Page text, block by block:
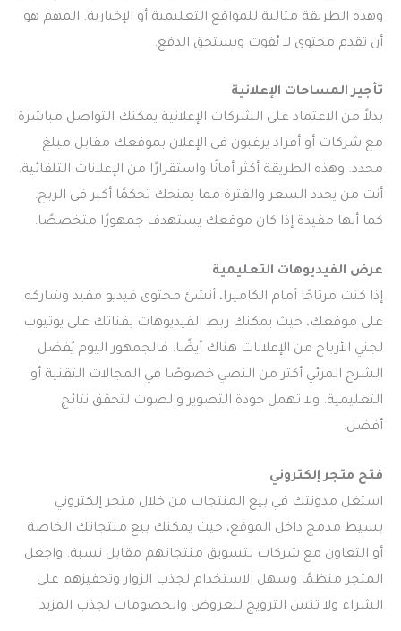
وهذه الطريقة مثالية للمواقع التعليمية أو الإخبارية. المهم هو
أن تقدم محتوى لا يُفوت ويستحق الدفع.
تأجير المساحات الإعلانية
بدلاً من الاعتماد على الشركات الإعلانية يمكنك التواصل مباشرة
مع شركات أو أفراد يرغبون في الإعلان بموقعك مقابل مبلغ
محدد. وهذه الطريقة أكثر أمانًا واستقرارًا من الإعلانات التلقائية.
أنت من يحدد السعر والفترة مما يمنحك تحكمًا أكبر في الربح.
كما أنها مفيدة إذا كان موقعك يستهدف جمهورًا متخصصًا.
عرض الفيديوهات التعليمية
إذا كنت مرتاحًا أمام الكاميرا، أنشئ محتوى فيديو مفيد وشاركه
على موقعك، حيث يمكنك ربط الفيديوهات بقناتك على يوتيوب
لجني الأرباح من الإعلانات هناك أيضًا. فالجمهور اليوم يُفضل
الشرح المرئي أكثر من النصي خصوصًا في المجالات التقنية أو
التعليمية. ولا تهمل جودة التصوير والصوت لتحقق نتائج
أفضل.
فتح متجر إلكتروني
استغل مدونتك في بيع المنتجات من خلال متجر إلكتروني
بسيط مدمج داخل الموقع، حيث يمكنك بيع منتجاتك الخاصة
أو التعاون مع شركات لتسويق منتجاتهم مقابل نسبة. واجعل
المتجر منظمًا وسهل الاستخدام لجذب الزوار وتحفيزهم على
الشراء ولا تنسَ الترويج للعروض والخصومات لجذب المزيد.